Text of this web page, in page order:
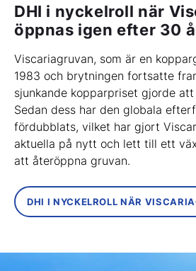
DHI i nyckelroll när
öppnas igen efter 30
Viscariagruvan, som är en
1983 och brytningen fortsatte
sjunkande kopparpriset gjorde
Sedan dess har den globala
fördubblats, vilket har gjort
aktuella på nytt och lett till ett
att återöppna gruvan.